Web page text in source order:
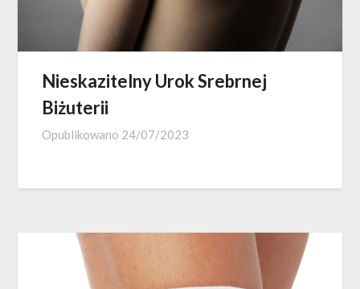
Nieskazitelny Urok Srebrnej
Biżuterii
Opublikowano 24/07/2023